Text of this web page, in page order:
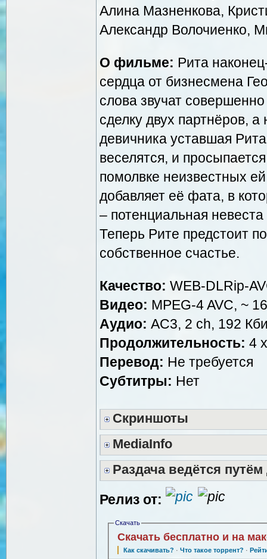
Алина Мазненкова,
Александр Волочиенко,
О фильме: Рита
сердца от бизнесмена
слова звучат
сделку двух партнёров,
девичника уставшая
веселятся, и
помолвке неизвестных
добавляет её фата, в
– потенциальная
Теперь Рите предстоит
собственное счастье.
Качество: WEB-DLRip-
Видео: MPEG-4 AVC, ~
Аудио: AC3, 2 ch, 192
Продолжительность: 4
Перевод: Не требуется
Cубтитры: Нет
Скриншоты
MediaInfo
Раздача ведётся
Релиз от:
Скачать
Скачать бесплатно и на
Как скачивать? · Что такое торрент? ·